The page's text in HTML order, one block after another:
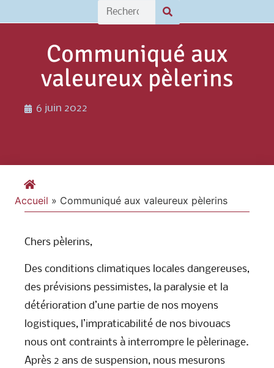
Communiqué aux
valeureux pèlerins
6 juin 2022
Accueil » Communiqué aux valeureux pèlerins
Chers pèlerins,
Des conditions climatiques locales dangereuses,
des prévisions pessimistes, la paralysie et la
détérioration d’une partie de nos moyens
logistiques, l’impraticabilité de nos bivouacs
nous ont contraints à interrompre le pèlerinage.
Après 2 ans de suspension, nous mesurons